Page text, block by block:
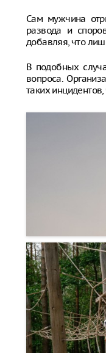
Сам мужчина
развода и
добавляя, что
В подобных
вопроса.
таких